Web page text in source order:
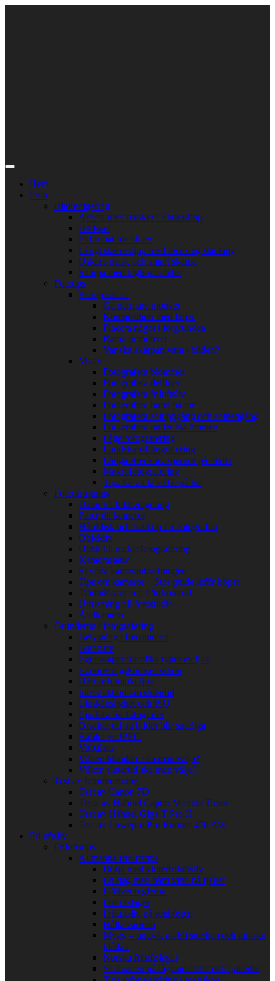
Hem
Foto
Bildredigering
Arbeta med masker i Photoshop
Bildspel
Filformat för bilder
Långt skärpedjup med focusing stacking
Oskarp mask och smart skärpa
Skärpa med high-passfilter
Fototips
Komposition
Gå närmare motivet
Komposition med linjer
Placera något i förgrunden
Rama in motivet
Var ska skärpan vara i bilden?
Motiv
Fotografera blommor
Fotografera delfiner
Fotografera friluftsliv
Fotografera hund på tur
Fotografera soluppgång och solnedgång
Fotografera under blå timmen
Fågelfotografering
Landskapsfotografering
Långa streck av stjärnor på bilder
Makrofotografering
Tips för att ta selfie på tur
Fotoutrustning
Dator till bildredigering
Filter till kameror
Hårddisk och backup för fotografen
Objektiv
Optik till makrofotografering
Kamerastativ
Skydda kamerautrustningen
Tips om kameror – Stor guide inför köpet
Trådutlösare och fjärrkontroll
Utrustning till fotostudio
Åtelkamera
Grunderna i fotografering
Belysning i fotostudion
Bländare
Egenskaper för olika typer av ljus
Exponeringskompensation
Hårt och mjukt ljus
Introduktion om slutartid
Ljuskänslighet och ISO
Ljuslära för fotografer
Orsaker till att bilder blir suddiga
Råfiler vs JPEG
Vitbalans
Vilken bländare ska man välja?
Vilken slutartid ska man välja?
Test av fotoutrustning
Test av Canon 7D
Testa av Hähnel Captur Module Timer
Test av Hähnel Giga T Pro II
Test av Lowepro Pro Runner 450 AW
Friluftsliv
Friluftstips
Allmänna friluftstips
Börja med vinterfriluftsliv
En dag med hård vind på fjället
Fjällvettreglerna
Friluftslagar
Friluftsliv på senhösten
Hålla värmen
Mygg – undvik att bli stucken och minska
klådan
Norska friluftslagar
Skillnaden på låglandsleder och fjälleder